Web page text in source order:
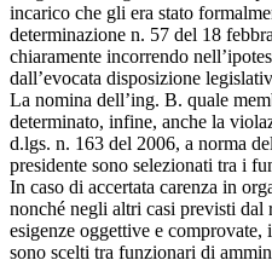
incarico che gli era stato
determinazione n. 57 del 18
chiaramente incorrendo
dall’evocata disposizione
La nomina dell’ing. B. quale
determinato, infine, anche la
d.lgs. n. 163 del 2006, a norma
presidente sono selezionati tra i
In caso di accertata carenza in
nonché negli altri casi previsti
esigenze oggettive e
sono scelti tra funzionari di